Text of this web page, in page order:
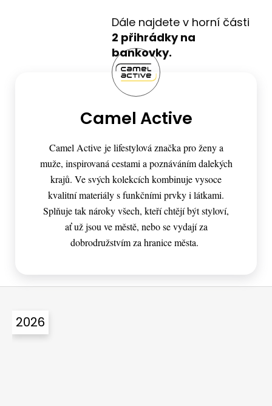
Dále najdete v horní části
2 přihrádky na
bankovky.
Camel Active
Camel Active je lifestylová značka pro ženy a
muže, inspirovaná cestami a poznáváním dalekých
krajů. Ve svých kolekcích kombinuje vysoce
kvalitní materiály s funkčními prvky i látkami.
Splňuje tak nároky všech, kteří chtějí být styloví,
ať už jsou ve městě, nebo se vydají za
dobrodružstvím za hranice města.
Z
2026